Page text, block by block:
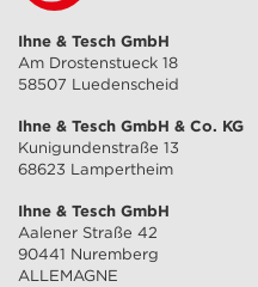
Ihne & Tesch GmbH
Am Drostenstueck 18
58507 Luedenscheid
Ihne & Tesch GmbH & Co. KG
Kunigundenstraße 13
68623 Lampertheim
Ihne & Tesch GmbH
Aalener Straße 42
90441 Nuremberg
ALLEMAGNE